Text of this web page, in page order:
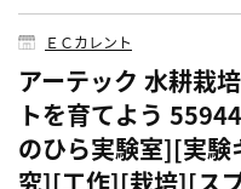
ＥＣカレント
アーテック 水耕栽
トを育てよう
のひら実験室][実